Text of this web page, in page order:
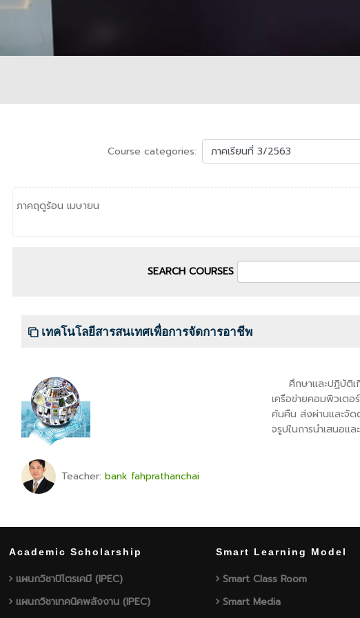
Course categories:
ภาคฤดูร้อน เมษายน
SEARCH COURSES
เทคโนโลยีสารสนเทศเพื่อการจัดการอาชีพ
ศึกษาและปฏิบัติเกี
เครือข่ายคอมพิวเตอ
ค้นคืน ส่งผ่านและจัดดําเนินการข้
จรูปในการนําเสนอแ
Teacher: bank fahprathanchai
Academic Scholarship
แผนกวิชาปิโตรเคมี (IPEC)
แผนกวิชาเทคนิคพลังงาน (IPEC)
Smart Learning Model
Smart Class Room
Smart Media